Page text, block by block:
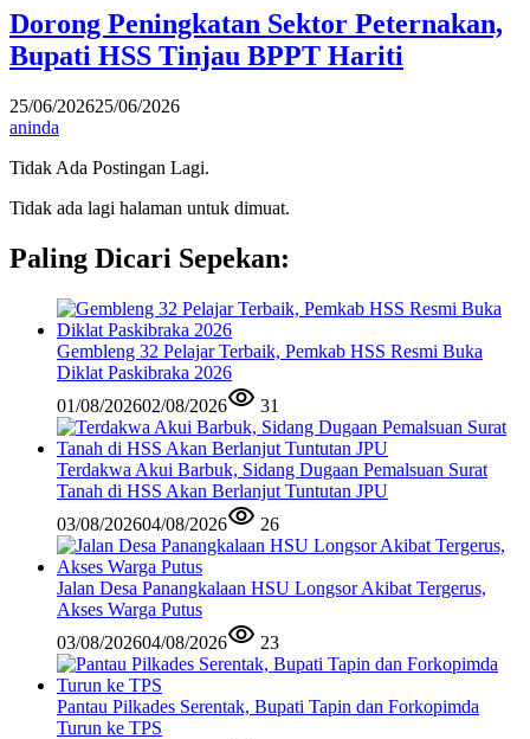
Dorong Peningkatan Sektor Peternakan,
Bupati HSS Tinjau BPPT Hariti
25/06/202625/06/2026
aninda
Tidak Ada Postingan Lagi.
Tidak ada lagi halaman untuk dimuat.
Paling Dicari Sepekan:
Gembleng 32 Pelajar Terbaik, Pemkab HSS Resmi Buka
Diklat Paskibraka 2026
01/08/202602/08/2026 31
Terdakwa Akui Barbuk, Sidang Dugaan Pemalsuan Surat
Tanah di HSS Akan Berlanjut Tuntutan JPU
03/08/202604/08/2026 26
Jalan Desa Panangkalaan HSU Longsor Akibat Tergerus,
Akses Warga Putus
03/08/202604/08/2026 23
Pantau Pilkades Serentak, Bupati Tapin dan Forkopimda
Turun ke TPS